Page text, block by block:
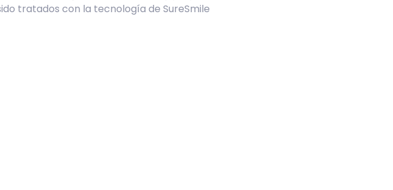
tratados con la tecnología de SureSmile